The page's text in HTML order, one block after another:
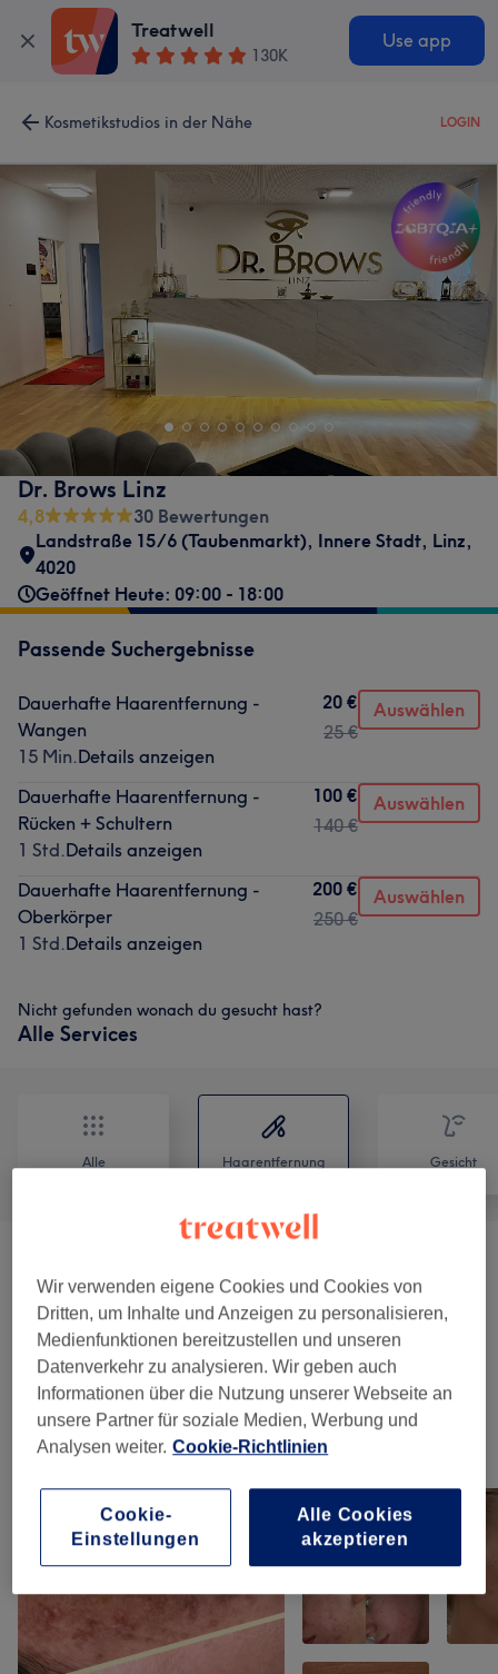
Treatwell
130K
Use app
Kosmetikstudios in der Nähe LOGIN
Dr. Brows Linz
4,8
30 Bewertungen
Landstraße 15/6 (Taubenmarkt), Innere Stadt, Linz,
4020
Geöffnet Heute: 09:00 - 18:00
Passende Suchergebnisse
Dauerhafte Haarentfernung -
Wangen
15 Min.Details anzeigen
20 €
25 €
Auswählen
Dauerhafte Haarentfernung -
Rücken + Schultern
1 Std.Details anzeigen
100 €
140 €
Auswählen
Dauerhafte Haarentfernung -
Oberkörper
1 Std.Details anzeigen
200 €
250 €
Auswählen
Nicht gefunden wonach du gesucht hast?
Alle Services
Alle Haarentfernung Gesicht
Damen (24)
ab 15 €
Laserepilation / Dauerhafte
Haarentfernung Herren (8)
ab 20 €
Unsere Arbeit
Wir verwenden eigene Cookies und Cookies von
Dritten, um Inhalte und Anzeigen zu personalisieren,
Medienfunktionen bereitzustellen und unseren
Datenverkehr zu analysieren. Wir geben auch
Informationen über die Nutzung unserer Webseite an
unsere Partner für soziale Medien, Werbung und
Analysen weiter. Cookie-Richtlinien
Alle Cookies
akzeptieren
Cookie-
Einstellungen